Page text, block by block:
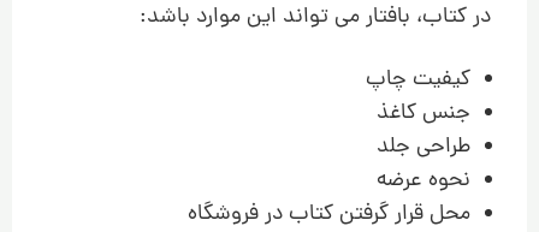
در کتاب، بافتار می تواند این موارد باشد:
کیفیت چاپ
جنس کاغذ
طراحی جلد
نحوه عرضه
محل قرار گرفتن کتاب در فروشگاه